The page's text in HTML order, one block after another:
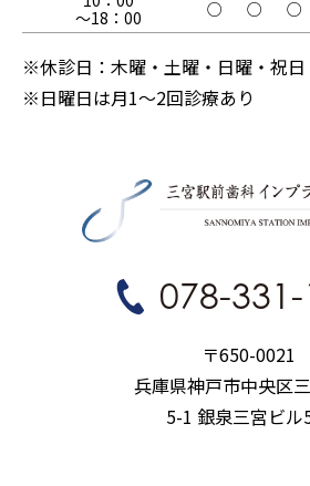
078-
〒650-0021
兵庫県神戸市中央区
5-1 銀泉三宮ビル
～18：00
○ ○ ○
※休診日：木曜・土曜・日曜・祝日
※日曜日は月1〜2回診療あり